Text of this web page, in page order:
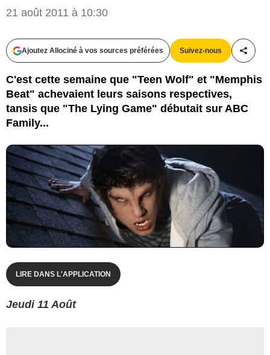
21 août 2011 à 10:30
Ajoutez Allociné à vos sources préférées Suivez-nous
C'est cette semaine que "Teen Wolf" et "Memphis
Beat" achevaient leurs saisons respectives,
tansis que "The Lying Game" débutait sur ABC
Family...
LIRE DANS L'APPLICATION
Jeudi 11 Août